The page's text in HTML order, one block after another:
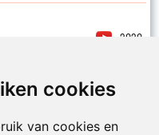
cookies
van cookies en
2020